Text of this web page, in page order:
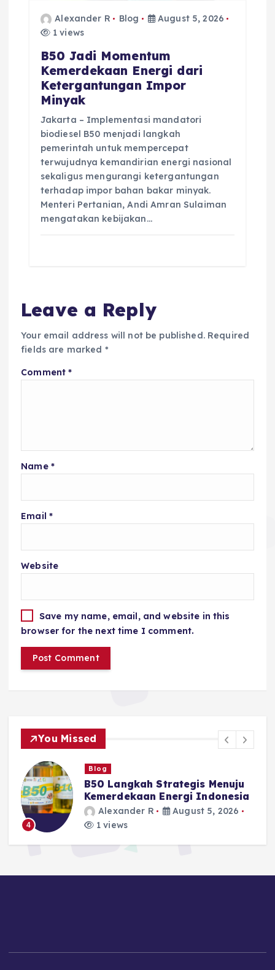
Alexander R Blog
August 5, 2026
1 views
B50 Jadi Momentum
Kemerdekaan Energi dari
Ketergantungan Impor
Minyak
Jakarta – Implementasi mandatori
biodiesel B50 menjadi langkah
pemerintah untuk mempercepat
terwujudnya kemandirian energi nasional
sekaligus mengurangi ketergantungan
terhadap impor bahan bakar minyak.
Menteri Pertanian, Andi Amran Sulaiman
mengatakan kebijakan…
Leave a Reply
Your email address will not be published. Required
fields are marked *
Comment*
Name *
Email *
Website
Save my name, email, and website in this
browser for the next time I comment.
You Missed
4
Blog
B50 Langkah Strategis Menuju
Kemerdekaan Energi Indonesia
Alexander R
August 5, 2026
1 views